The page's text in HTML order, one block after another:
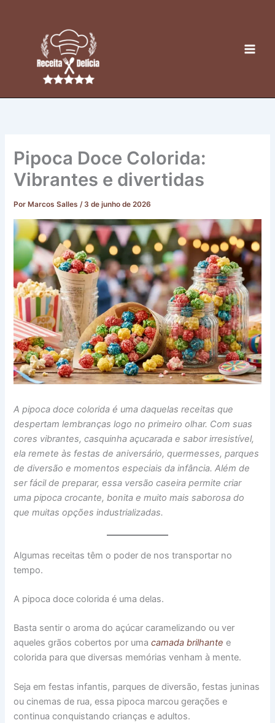
Pipoca Doce Colorida:
Vibrantes e divertidas
Por Marcos Salles/ 3 de junho de 2026
A pipoca doce colorida é uma daquelas receitas que
despertam lembranças logo no primeiro olhar. Com suas
cores vibrantes, casquinha açucarada e sabor irresistível,
ela remete às festas de aniversário, quermesses, parques
de diversão e momentos especiais da infância. Além de
ser fácil de preparar, essa versão caseira permite criar
uma pipoca crocante, bonita e muito mais saborosa do
que muitas opções industrializadas.
Algumas receitas têm o poder de nos transportar no
tempo.
A pipoca doce colorida é uma delas.
Basta sentir o aroma do açúcar caramelizando ou ver
aqueles grãos cobertos por uma camada brilhante e
colorida para que diversas memórias venham à mente.
Seja em festas infantis, parques de diversão, festas juninas
ou cinemas de rua, essa pipoca marcou gerações e
continua conquistando crianças e adultos.